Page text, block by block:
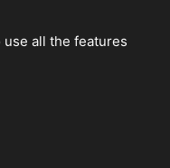
all the features